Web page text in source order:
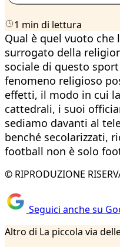
1 min di lettura
Qual è quel vuoto che
surrogato della
sociale di questo
fenomeno religioso
effetti, il modo in cui
cattedrali, i suoi
sediamo davanti al
benché secolarizzati,
football non è solo
© RIPRODUZIONE
Seguici anche su
Altro di La piccola via